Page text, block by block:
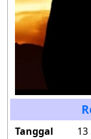
Tanggal